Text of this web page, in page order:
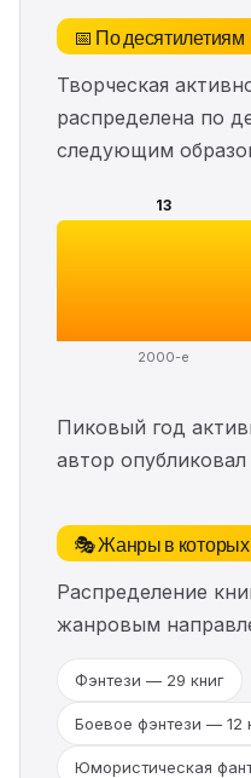
📅 По десятилетиям
Творческая
распределена по
следующим
13
2000-е
Пиковый год
автор
🎭 Жанры в
Распределение
жанровым
Фэнтези — 29 книг
Боевое фэнтези — 12
Юмористическая